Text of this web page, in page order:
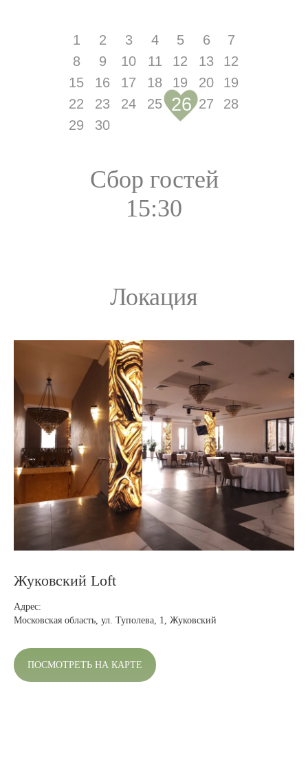
1
8
15
22
29
2
9
16
23
30
3
10
17
24
4
11
18
25
5
12
19
6
13
20
27
7
12
19
28
26
Сбор гостей
15:30
Локация
Жуковский Loft
Адрес:
Московская область, ул. Туполева, 1, Жуковский
ПОСМОТРЕТЬ НА КАРТЕ